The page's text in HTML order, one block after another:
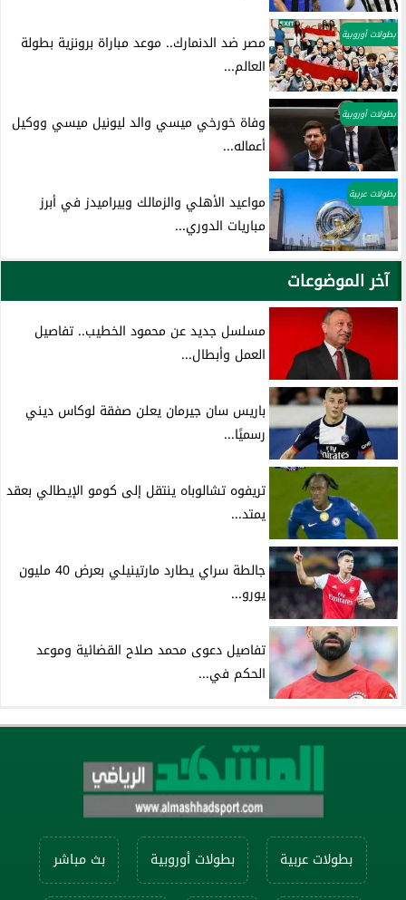
بطولات أوروبية
مصر ضد الدنمارك.. موعد مباراة برونزية بطولة
العالم...
بطولات أوروبية
وفاة خورخي ميسي والد ليونيل ميسي ووكيل
أعماله...
بطولات عربية
مواعيد الأهلي والزمالك وبيراميدز في أبرز
مباريات الدوري...
آخر الموضوعات
مسلسل جديد عن محمود الخطيب.. تفاصيل
العمل وأبطال...
باريس سان جيرمان يعلن صفقة لوكاس ديني
رسميًا...
تريفوه تشالوباه ينتقل إلى كومو الإيطالي بعقد
يمتد...
جالطة سراي يطارد مارتينيلي بعرض 40 مليون
يورو...
تفاصيل دعوى محمد صلاح القضائية وموعد
الحكم في...
بطولات عربية بطولات أوروبية بث مباشر